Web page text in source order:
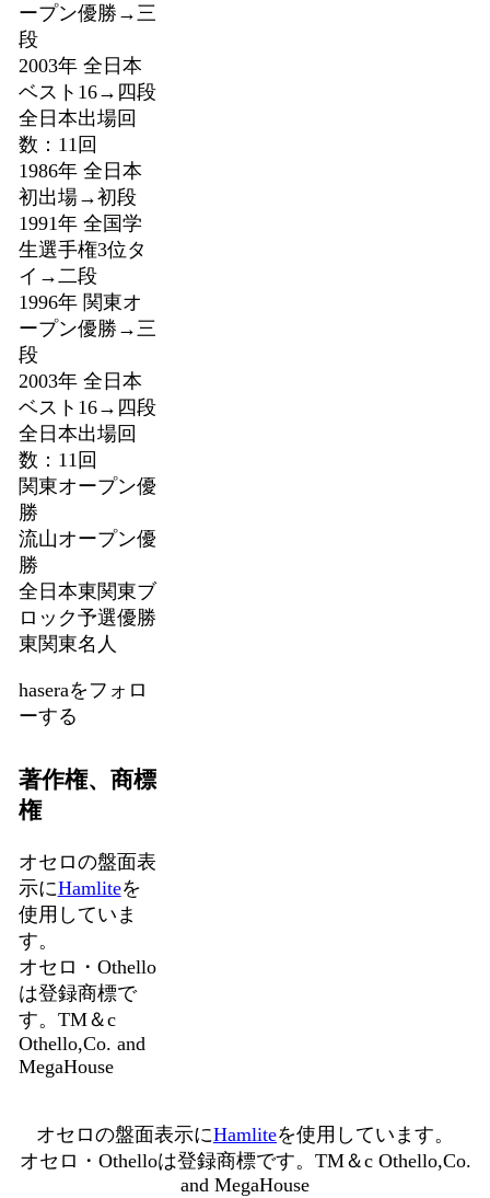
ープン優勝→三
段
2003年 全日本
ベスト16→四段
全日本出場回
数：11回
1986年 全日本
初出場→初段
1991年 全国学
生選手権3位タ
イ→二段
1996年 関東オ
ープン優勝→三
段
2003年 全日本
ベスト16→四段
全日本出場回
数：11回
関東オープン優
勝
流山オープン優
勝
全日本東関東ブ
ロック予選優勝
東関東名人
haseraをフォロ
ーする
著作権、商標
権
オセロの盤面表
示にHamliteを
使用していま
す。
オセロ・Othello
は登録商標で
す。TM＆c
Othello,Co. and
MegaHouse
オセロの盤面表示にHamliteを使用しています。
オセロ・Othelloは登録商標です。TM＆c Othello,Co.
and MegaHouse